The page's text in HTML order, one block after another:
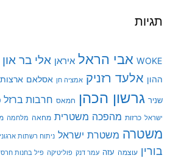
תגיות
WOKE אבי הראל איראן אלי בר און
ההון אלעד רזניק אמציה חן אסלאם
שניר גרשון הכהן חמאס חרבות ברזל
ישראל כרזות מהפכה משטרית מחאה מלחמה
משטרה משטרת ישראל ניתוח רשתות
בורין עוצמה עזה עמר דנק פוליטיקה פיל בחנות